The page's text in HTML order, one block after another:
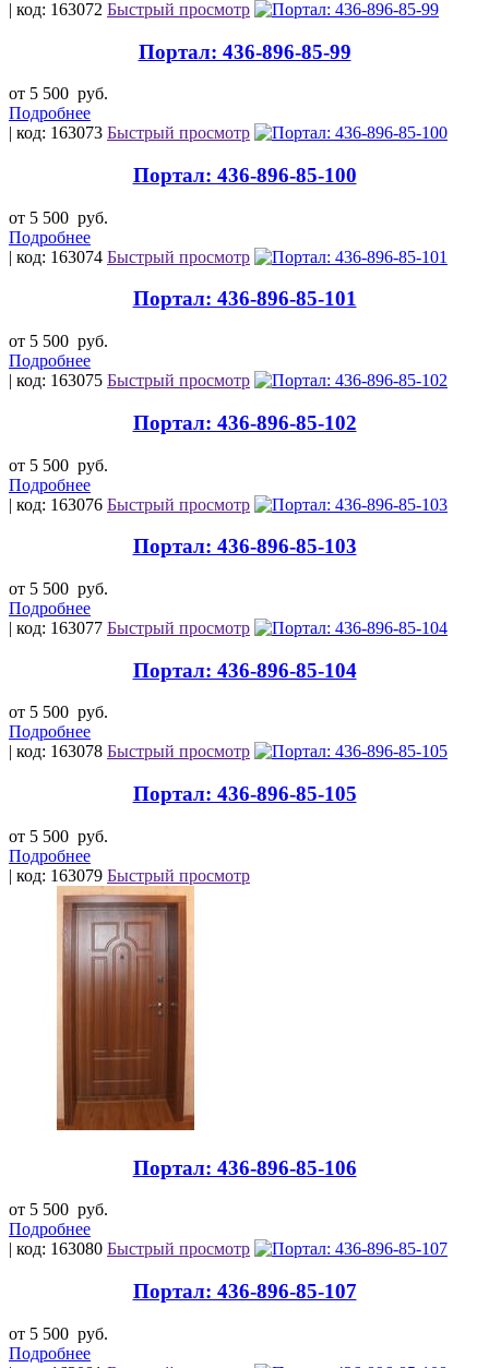
| код: 163072 Быстрый просмотр
Портал: 436-896-85-99
от 5 500 руб.
Подробнее
| код: 163073 Быстрый просмотр
Портал: 436-896-85-100
от 5 500 руб.
Подробнее
| код: 163074 Быстрый просмотр
Портал: 436-896-85-101
от 5 500 руб.
Подробнее
| код: 163075 Быстрый просмотр
Портал: 436-896-85-102
от 5 500 руб.
Подробнее
| код: 163076 Быстрый просмотр
Портал: 436-896-85-103
от 5 500 руб.
Подробнее
| код: 163077 Быстрый просмотр
Портал: 436-896-85-104
от 5 500 руб.
Подробнее
| код: 163078 Быстрый просмотр
Портал: 436-896-85-105
от 5 500 руб.
Подробнее
| код: 163079 Быстрый просмотр
Портал: 436-896-85-106
от 5 500 руб.
Подробнее
| код: 163080 Быстрый просмотр
Портал: 436-896-85-107
от 5 500 руб.
Подробнее